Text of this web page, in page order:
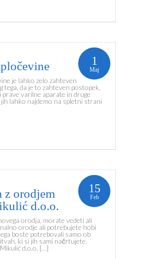
1
Maj
je lahko zelo zahteven
tega, da je to zahteven postopek,
prave varilne aparate in druge
lahko najdemo na spletni strani
15
Feb
z orodjem
d.o.o.
orodja, morate vedeti ali
orodje ali potrebujete hobi
boste potrebovali samo ob
ki si jih sami načrtujete.
d.o.o. […]